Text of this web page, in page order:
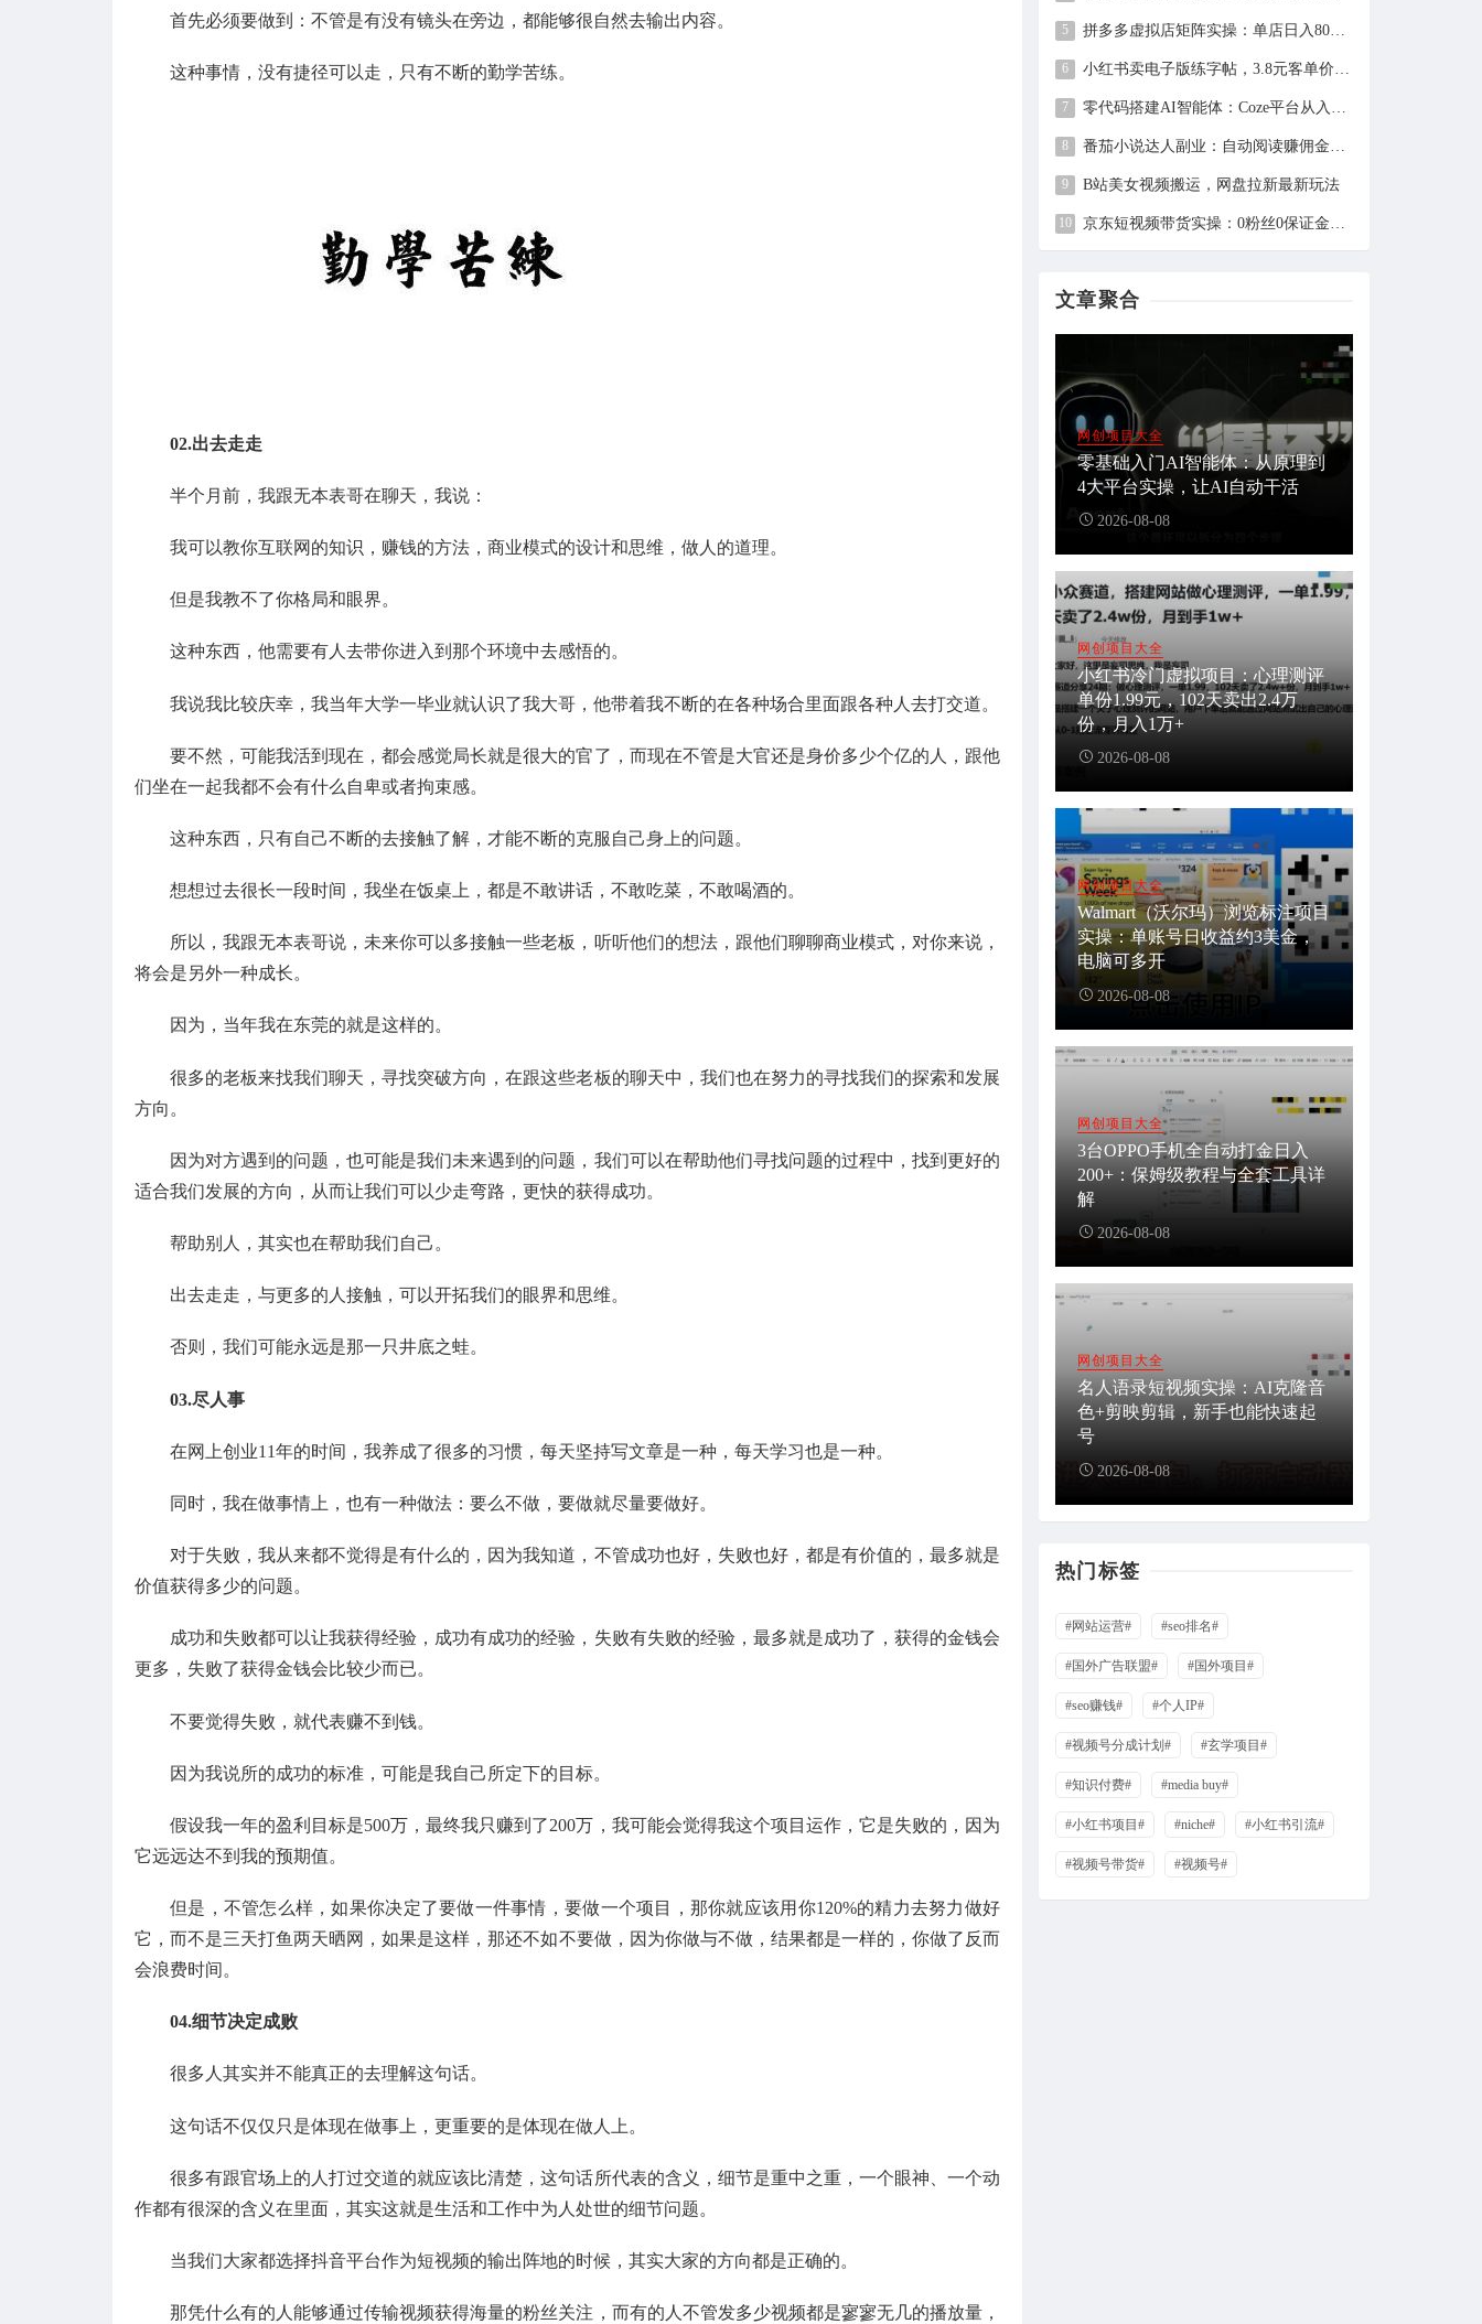
首先必须要做到：不管是有没有镜头在旁边，都能够很自然去输出内容。
这种事情，没有捷径可以走，只有不断的勤学苦练。
02.出去走走
半个月前，我跟无本表哥在聊天，我说：
我可以教你互联网的知识，赚钱的方法，商业模式的设计和思维，做人的道理。
但是我教不了你格局和眼界。
这种东西，他需要有人去带你进入到那个环境中去感悟的。
我说我比较庆幸，我当年大学一毕业就认识了我大哥，他带着我不断的在各种场合里面跟各种人去打交道。
要不然，可能我活到现在，都会感觉局长就是很大的官了，而现在不管是大官还是身价多少个亿的人，跟他
们坐在一起我都不会有什么自卑或者拘束感。
这种东西，只有自己不断的去接触了解，才能不断的克服自己身上的问题。
想想过去很长一段时间，我坐在饭桌上，都是不敢讲话，不敢吃菜，不敢喝酒的。
所以，我跟无本表哥说，未来你可以多接触一些老板，听听他们的想法，跟他们聊聊商业模式，对你来说，
将会是另外一种成长。
因为，当年我在东莞的就是这样的。
很多的老板来找我们聊天，寻找突破方向，在跟这些老板的聊天中，我们也在努力的寻找我们的探索和发展
方向。
因为对方遇到的问题，也可能是我们未来遇到的问题，我们可以在帮助他们寻找问题的过程中，找到更好的
适合我们发展的方向，从而让我们可以少走弯路，更快的获得成功。
帮助别人，其实也在帮助我们自己。
出去走走，与更多的人接触，可以开拓我们的眼界和思维。
否则，我们可能永远是那一只井底之蛙。
03.尽人事
在网上创业11年的时间，我养成了很多的习惯，每天坚持写文章是一种，每天学习也是一种。
同时，我在做事情上，也有一种做法：要么不做，要做就尽量要做好。
对于失败，我从来都不觉得是有什么的，因为我知道，不管成功也好，失败也好，都是有价值的，最多就是
价值获得多少的问题。
成功和失败都可以让我获得经验，成功有成功的经验，失败有失败的经验，最多就是成功了，获得的金钱会
更多，失败了获得金钱会比较少而已。
不要觉得失败，就代表赚不到钱。
因为我说所的成功的标准，可能是我自己所定下的目标。
假设我一年的盈利目标是500万，最终我只赚到了200万，我可能会觉得我这个项目运作，它是失败的，因为
它远远达不到我的预期值。
但是，不管怎么样，如果你决定了要做一件事情，要做一个项目，那你就应该用你120%的精力去努力做好
它，而不是三天打鱼两天晒网，如果是这样，那还不如不要做，因为你做与不做，结果都是一样的，你做了反而
会浪费时间。
04.细节决定成败
很多人其实并不能真正的去理解这句话。
这句话不仅仅只是体现在做事上，更重要的是体现在做人上。
很多有跟官场上的人打过交道的就应该比清楚，这句话所代表的含义，细节是重中之重，一个眼神、一个动
作都有很深的含义在里面，其实这就是生活和工作中为人处世的细节问题。
当我们大家都选择抖音平台作为短视频的输出阵地的时候，其实大家的方向都是正确的。
那凭什么有的人能够通过传输视频获得海量的粉丝关注，而有的人不管发多少视频都是寥寥无几的播放量，
B站美女视频搬运，网盘拉新最新玩法
文章聚合
网创项目大全
零基础入门AI智能体：从原理到
4大平台实操，让AI自动干活
2026-08-08
网创项目大全
小红书冷门虚拟项目：心理测评
单份1.99元，102天卖出2.4万
份，月入1万+
2026-08-08
网创项目大全
Walmart（沃尔玛）浏览标注项目
实操：单账号日收益约3美金，
电脑可多开
2026-08-08
网创项目大全
3台OPPO手机全自动打金日入
200+：保姆级教程与全套工具详
解
2026-08-08
网创项目大全
名人语录短视频实操：AI克隆音
色+剪映剪辑，新手也能快速起
号
2026-08-08
热门标签
#网站运营# #seo排名#
#国外广告联盟# #国外项目#
#seo赚钱# #个人IP#
#视频号分成计划# #玄学项目#
#知识付费# #media buy#
#小红书项目# #niche# #小红书引流#
#视频号带货# #视频号#